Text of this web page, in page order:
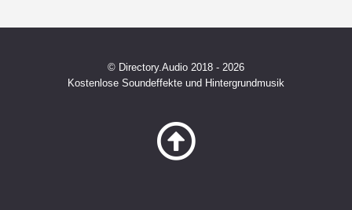
© Directory.Audio 2018 - 2026
Kostenlose Soundeffekte und Hintergrundmusik